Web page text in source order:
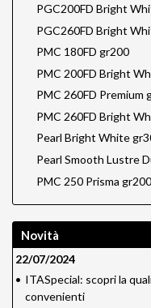
PGC200FD Bright
PGC260FD Bright
PMC 180FD gr200
PMC 200FD Bright
PMC 260FD Premium
PMC 260FD Bright
Pearl Bright White
Pearl Smooth Lustre
PMC 250 Prisma gr200
Novità
22/07/2024
• ITASpecial: scopri la
convenienti